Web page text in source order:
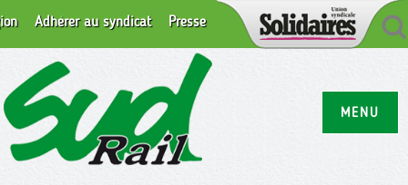
MENU
Adhérer au syndicat Presse